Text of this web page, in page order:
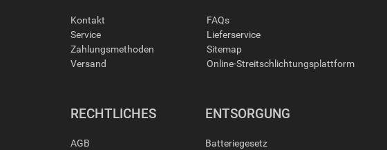
Kontakt
Service
Zahlungsmethoden
Versand
FAQs
Lieferservice
Sitemap
Online-Streitschlichtungsplattform
RECHTLICHES
AGB
ENTSORGUNG
Batteriegesetz